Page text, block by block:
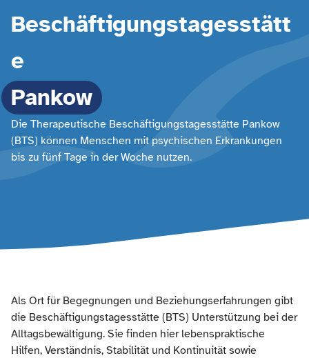
Beschäftigungstagesstätt
e
Pankow
Die Therapeutische Beschäftigungstagesstätte Pankow
(BTS) können Menschen mit psychischen Erkrankungen
bis zu fünf Tage in der Woche nutzen.
Als Ort für Begegnungen und Beziehungserfahrungen gibt
die Beschäftigungstagesstätte (BTS) Unterstützung bei der
Alltagsbewältigung. Sie finden hier lebenspraktische
Hilfen, Verständnis, Stabilität und Kontinuität sowie